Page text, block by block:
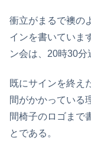
衝立がまるで襖の
インを書いていま
ン会は、20時30分
既にサインを終え
間がかかっている
間椅子のロゴまで
とである。